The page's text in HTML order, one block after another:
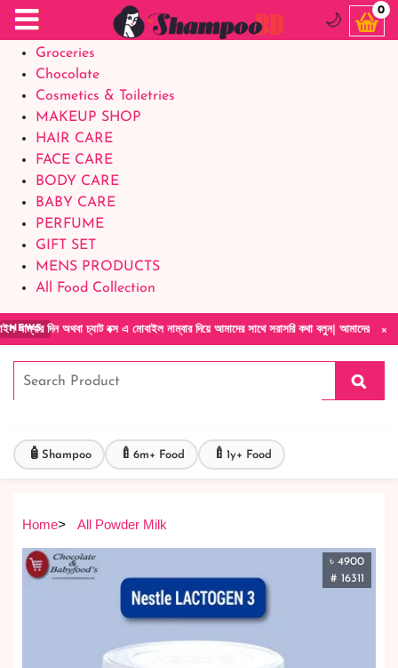
Food Supplements
Baby Foods
Groceries
Chocolate
Cosmetics & Toiletries
MAKEUP SHOP
HAIR CARE
FACE CARE
BODY CARE
BABY CARE
PERFUME
GIFT SET
MENS PRODUCTS
All Food Collection
×
NEWS
চ্যাট বক্স এ মোবাইল নাম্বার দিয়ে আমাদের সাথে সরাসরি কথা বলুন| আমাদের যেকোনো পণ্য
🌙
0
🧴 Shampoo 🍼 6m+ Food 🍼 1y+ Food
Home> All Powder Milk
৳ 4900
# 16311